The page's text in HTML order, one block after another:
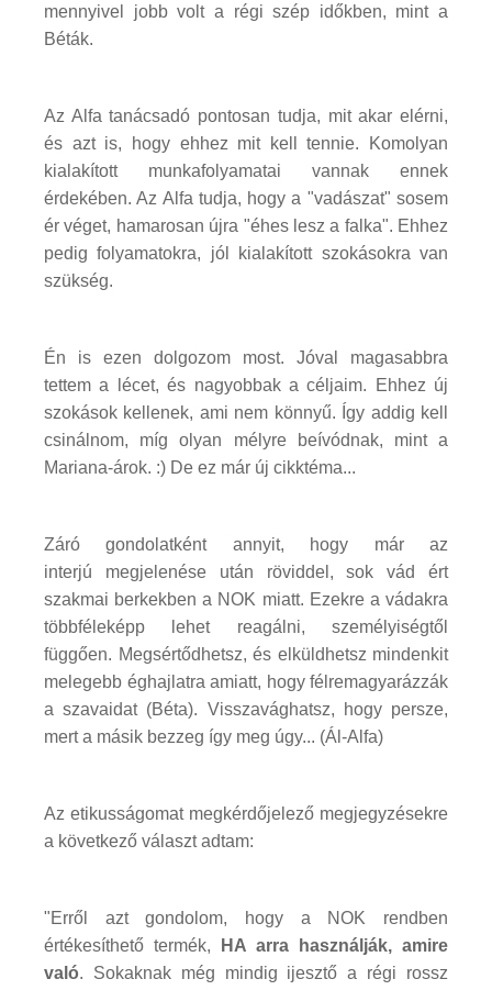
mennyivel jobb volt a régi szép időkben, mint a
Béták.
Az Alfa tanácsadó pontosan tudja, mit akar elérni,
és azt is, hogy ehhez mit kell tennie. Komolyan
kialakított munkafolyamatai vannak ennek
érdekében. Az Alfa tudja, hogy a "vadászat" sosem
ér véget, hamarosan újra "éhes lesz a falka". Ehhez
pedig folyamatokra, jól kialakított szokásokra van
szükség.
Én is ezen dolgozom most. Jóval magasabbra
tettem a lécet, és nagyobbak a céljaim. Ehhez új
szokások kellenek, ami nem könnyű. Így addig kell
csinálnom, míg olyan mélyre beívódnak, mint a
Mariana-árok. :) De ez már új cikktéma...
Záró gondolatként annyit, hogy már az
interjú megjelenése után röviddel, sok vád ért
szakmai berkekben a NOK miatt. Ezekre a vádakra
többféleképp lehet reagálni, személyiségtől
függően. Megsértődhetsz, és elküldhetsz mindenkit
melegebb éghajlatra amiatt, hogy félremagyarázzák
a szavaidat (Béta). Visszavághatsz, hogy persze,
mert a másik bezzeg így meg úgy... (Ál-Alfa)
Az etikusságomat megkérdőjelező megjegyzésekre
a következő választ adtam:
"Erről azt gondolom, hogy a NOK rendben
értékesíthető termék,
HA arra használják, amire
való. Sokaknak még mindig ijesztő a régi rossz